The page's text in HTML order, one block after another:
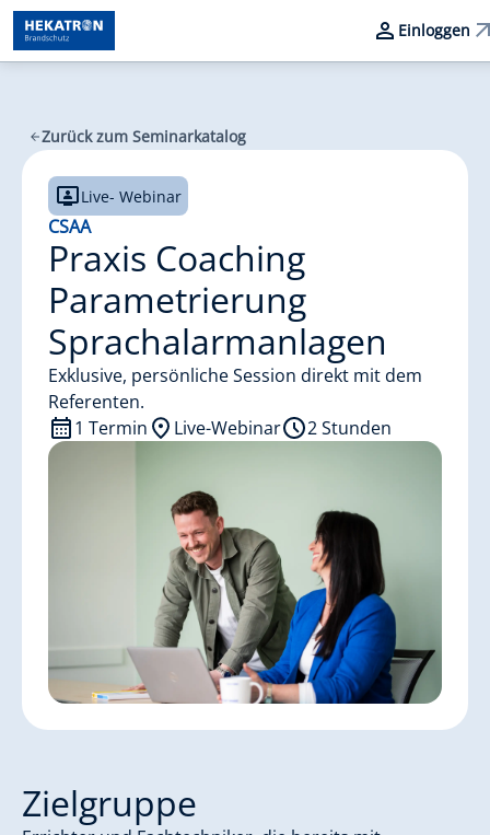
Einloggen
Zurück zum Seminarkatalog
Live- Webinar
CSAA
Praxis Coaching
Parametrierung
Sprachalarmanlagen
Exklusive, persönliche Session direkt mit dem
Referenten.
1 Termin
Live-Webinar 2 Stunden
Zielgruppe